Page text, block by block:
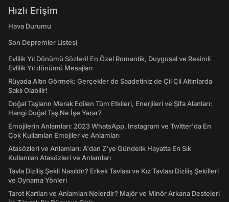
Hızlı Erişim
Hava Durumu
Son Depremler Listesi
Evlilik Yıl Dönümü Sözleri! En Özel Romantik, Duygusal ve Resimli
Evlilik Yıl dönümü Mesajları
Rüyada Altın Görmek: Gerçekler de Saadetiniz de Çil Çil Altınlarda
Saklı Olabilir!
Doğal Taşların Merak Edilen Tüm Etkileri, Enerjileri ve Şifa Alanları:
Hangi Doğal Taş Ne İşe Yarar?
Emojilerin Anlamları: 2023 WhatsApp, Instagram ve Twitter'da En
Çok Kullanılan Emojiler ve Anlamları
Atasözleri ve Anlamları: A'dan Z'ye Gündelik Hayatta En Sık
Kullanılan Atasözleri ve Anlamları
Tavla Diziliş Şekli Nasıldır? Erkek Tavlası ve Kız Tavlası Diziliş Şekilleri
ve Oynama Yönleri
Tarot Kartları ve Anlamları Nelerdir? Majör ve Minör Arkana Desteleri